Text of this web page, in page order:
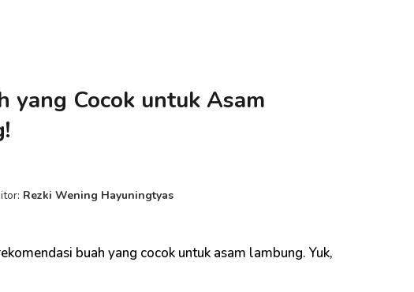
yang Cocok untuk Asam
Rezki Wening Hayuningtyas
buah yang cocok untuk asam lambung. Yuk,